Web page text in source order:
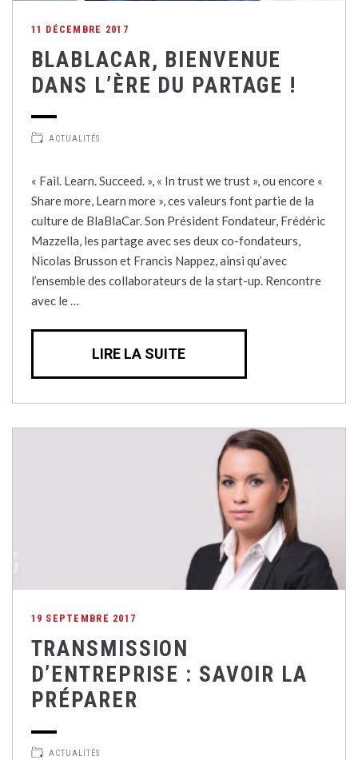
11 DÉCEMBRE 2017
BLABLACAR, BIENVENUE
DANS L’ÈRE DU PARTAGE !
ACTUALITÉS
« Fail. Learn. Succeed. », « In trust we trust », ou encore «
Share more, Learn more », ces valeurs font partie de la
culture de BlaBlaCar. Son Président Fondateur, Frédéric
Mazzella, les partage avec ses deux co-fondateurs,
Nicolas Brusson et Francis Nappez, ainsi qu’avec
l’ensemble des collaborateurs de la start-up. Rencontre
avec le …
LIRE LA SUITE
19 SEPTEMBRE 2017
TRANSMISSION
D’ENTREPRISE : SAVOIR LA
PRÉPARER
ACTUALITÉS